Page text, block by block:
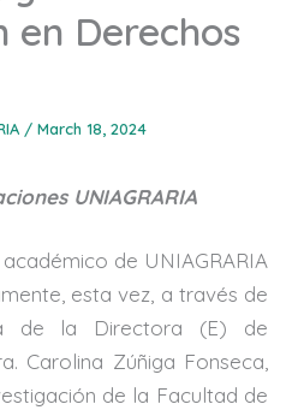
en Derechos
/ March 18, 2024
UNIAGRARIA
de UNIAGRARIA
esta vez, a través de
de la Directora (E) de
Carolina Zúñiga Fonseca,
de la Facultad de